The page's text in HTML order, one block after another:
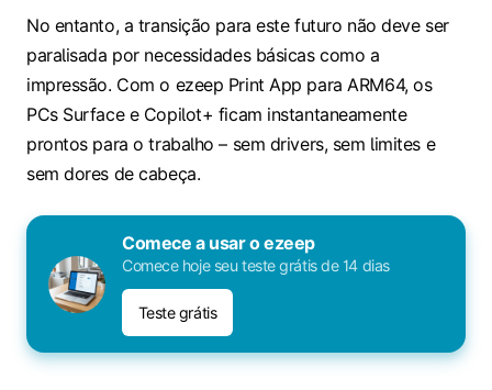
No entanto, a transição para este futuro não deve ser
paralisada por necessidades básicas como a
impressão. Com o ezeep Print App para ARM64, os
PCs Surface e Copilot+ ficam instantaneamente
prontos para o trabalho – sem drivers, sem limites e
sem dores de cabeça.
Comece a usar o ezeep
Comece hoje seu teste grátis de 14 dias
Teste grátis